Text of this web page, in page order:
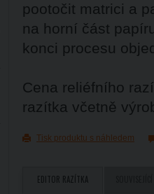
pootočit matrici a
na horní část
konci procesu
Cena reliéfního
razítka včetně
Tisk produktu s náhledem
EDITOR RAZÍTKA